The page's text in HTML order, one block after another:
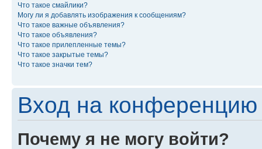
Что такое смайлики?
Могу ли я добавлять изображения к сообщениям?
Что такое важные объявления?
Что такое объявления?
Что такое прилепленные темы?
Что такое закрытые темы?
Что такое значки тем?
Вход на конференцию
Почему я не могу войти?